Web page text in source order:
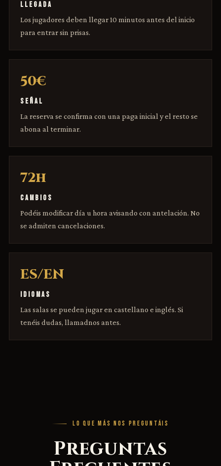
LLEGADA
Los jugadores deben llegar 10 minutos antes del inicio
para entrar sin prisas.
50€
SEÑAL
La reserva se confirma con una paga inicial y el resto se
abona al terminar.
72h
CAMBIOS
Podéis modificar día u hora avisando con antelación. No
se admiten cancelaciones.
ES/EN
IDIOMAS
Las salas se pueden jugar en castellano e inglés. Si
tenéis dudas, llamadnos antes.
LO QUE MÁS NOS PREGUNTÁIS
Preguntas